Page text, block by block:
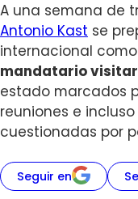
A una semana de
Antonio Kast se
internacional
mandatario
estado marcados
reuniones e
cuestionadas por
Seguir en